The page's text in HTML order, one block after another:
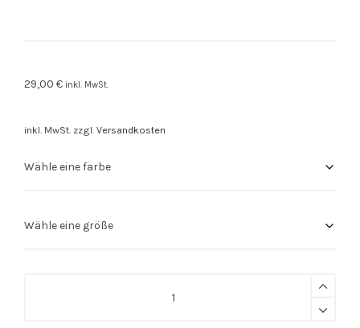
29,00 € inkl. MwSt.
inkl. MwSt. zzgl. Versandkosten